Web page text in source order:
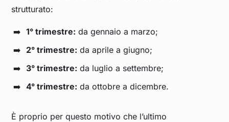
strutturato:
1° trimestre: da gennaio a marzo;
2° trimestre: da aprile a giugno;
3° trimestre: da luglio a settembre;
4° trimestre: da ottobre a dicembre.
È proprio per questo motivo che l’ultimo